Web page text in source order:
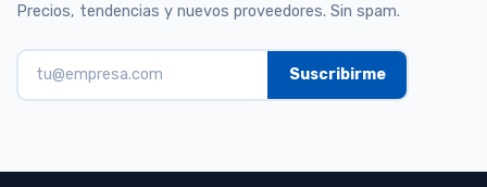
Precios, tendencias y nuevos proveedores. Sin spam.